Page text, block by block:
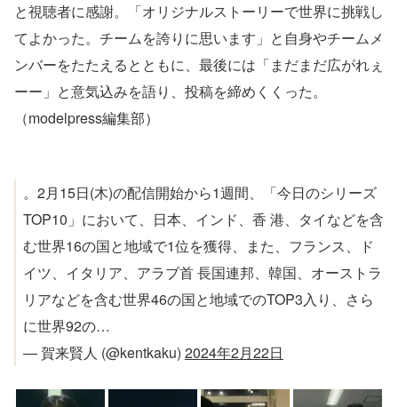
と視聴者に感謝。「オリジナルストーリーで世界に挑戦し
てよかった。チームを誇りに思います」と自身やチームメ
ンバーをたたえるとともに、最後には「まだまだ広がれぇ
ーー」と意気込みを語り、投稿を締めくくった。
（modelpress編集部）
。2月15日(木)の配信開始から1週間、「今日のシリーズ
TOP10」において、日本、インド、香 港、タイなどを含
む世界16の国と地域で1位を獲得、また、フランス、ド
イツ、イタリア、アラブ首 長国連邦、韓国、オーストラ
リアなどを含む世界46の国と地域でのTOP3入り、さら
に世界92の…
— 賀来賢人 (@kentkaku) 2024年2月22日